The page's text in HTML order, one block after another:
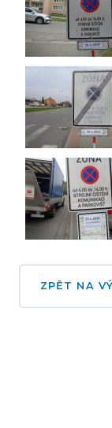
ZPĚT NA